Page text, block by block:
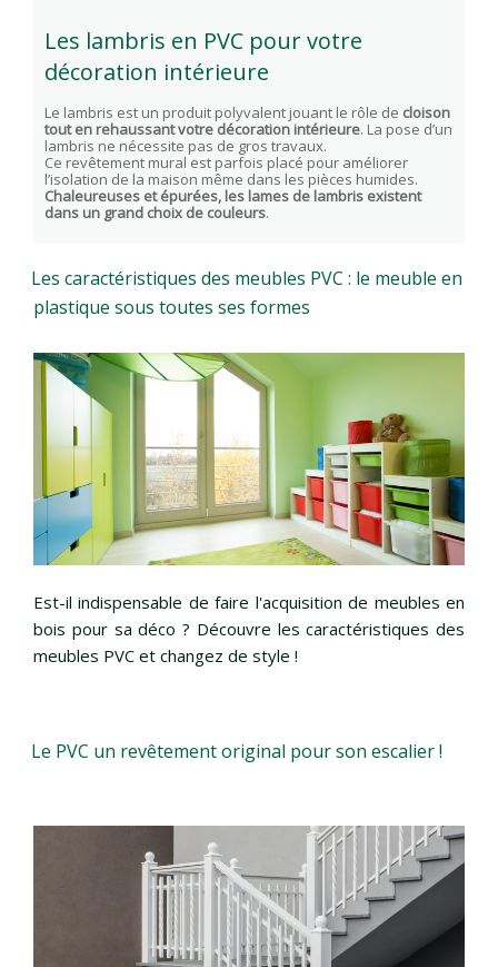
Les lambris en PVC pour votre
décoration intérieure
Le lambris est un produit polyvalent jouant le rôle de cloison
tout en rehaussant votre décoration intérieure. La pose d’un
lambris ne nécessite pas de gros travaux.
Ce revêtement mural est parfois placé pour améliorer
l’isolation de la maison même dans les pièces humides.
Chaleureuses et épurées, les lames de lambris existent
dans un grand choix de couleurs.
Les caractéristiques des meubles PVC : le meuble en
plastique sous toutes ses formes
Est-il indispensable de faire l'acquisition de meubles en
bois pour sa déco ? Découvre les caractéristiques des
meubles PVC et changez de style !
Le PVC un revêtement original pour son escalier !